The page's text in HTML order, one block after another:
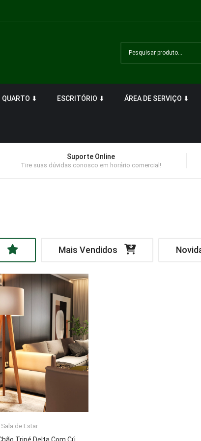
QUARTO ⬇ ESCRITÓRIO ⬇ ÁREA DE SERVIÇO ⬇
Suporte Online
Tire suas dúvidas conosco em horário comercial!
Mais Vendidos
Sala de Estar
LER MAIS